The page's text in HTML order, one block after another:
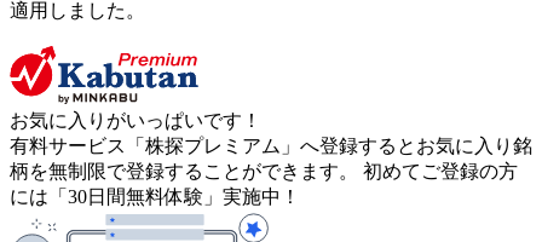
適用しました。
お気に入りがいっぱいです！
有料サービス「株探プレミアム」へ登録するとお気に入り銘
柄を無制限で登録することができます。 初めてご登録の方
には「30日間無料体験」実施中！